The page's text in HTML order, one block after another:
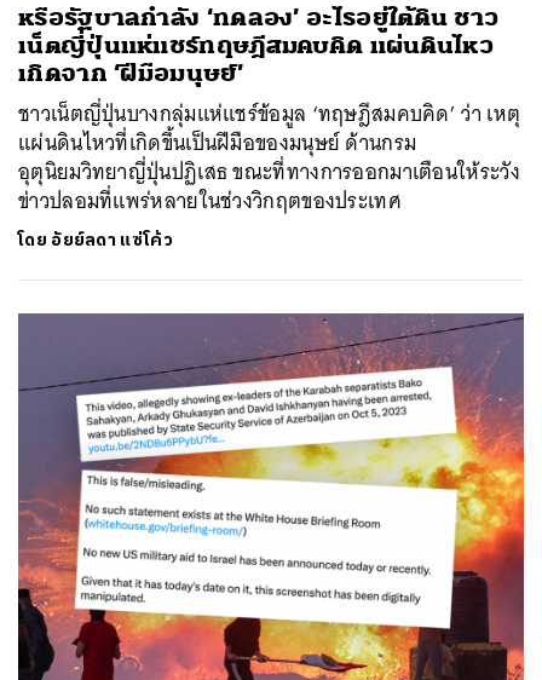
หรือรัฐบาลกำลัง ‘ทดลอง’ อะไรอยู่ใต้ดิน ชาว
เน็ตญี่ปุ่นแห่แชร์ทฤษฎีสมคบคิด แผ่นดินไหว
เกิดจาก ‘ฝีมือมนุษย์’
ชาวเน็ตญี่ปุ่นบางกลุ่มแห่แชร์ข้อมูล ‘ทฤษฎีสมคบคิด’ ว่า เหตุ
แผ่นดินไหวที่เกิดขึ้นเป็นฝีมือของมนุษย์ ด้านกรม
อุตุนิยมวิทยาญี่ปุ่นปฏิเสธ ขณะที่ทางการออกมาเตือนให้ระวัง
ข่าวปลอมที่แพร่หลายในช่วงวิกฤตของประเทศ
โดย อัยย์ลดา แซ่โค้ว